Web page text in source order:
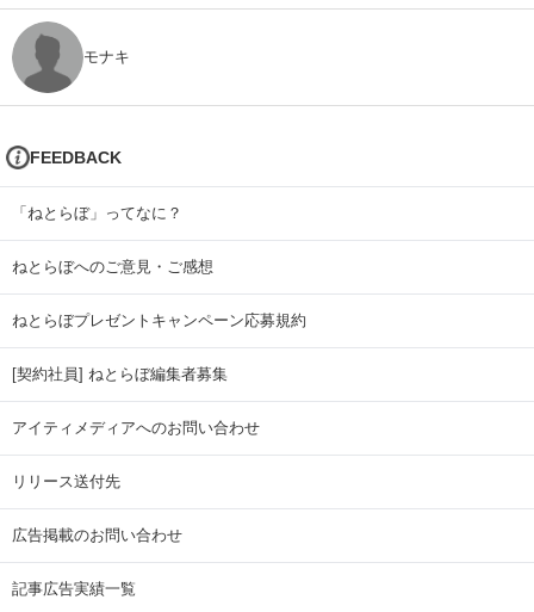
モナキ
FEEDBACK
「ねとらぼ」ってなに？
ねとらぼへのご意見・ご感想
ねとらぼプレゼントキャンペーン応募規約
[契約社員] ねとらぼ編集者募集
アイティメディアへのお問い合わせ
リリース送付先
広告掲載のお問い合わせ
記事広告実績一覧